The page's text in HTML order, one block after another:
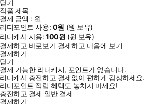
닫기
작품 제목
결제 금액 : 원
리디포인트 사용: 0원 (원 보유)
리디캐시 사용:100원 (원 보유)
결제하고 바로보기 결제하고 다음에 보기
결제하기
닫기
결제 가능한 리디캐시, 포인트가 없습니다.
리디캐시 충전하고 결제없이 편하게 감상하세요.
리디포인트 적립 혜택도 놓치지 마세요!
충전하고 결제 일반 결제
결제하기